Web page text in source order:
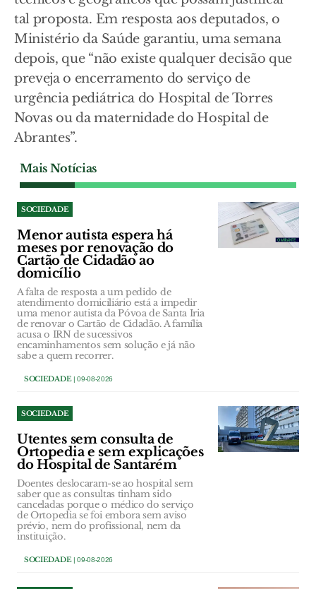
tal proposta. Em resposta aos deputados, o
Ministério da Saúde garantiu, uma semana
depois, que “não existe qualquer decisão que
preveja o encerramento do serviço de
urgência pediátrica do Hospital de Torres
Novas ou da maternidade do Hospital de
Abrantes”.
Mais Notícias
SOCIEDADE
Menor autista espera há
meses por renovação do
Cartão de Cidadão ao
domicílio
A falta de resposta a um pedido de
atendimento domiciliário está a impedir
uma menor autista da Póvoa de Santa Iria
de renovar o Cartão de Cidadão. A família
acusa o IRN de sucessivos
encaminhamentos sem solução e já não
sabe a quem recorrer.
SOCIEDADE| 09-08-2026
SOCIEDADE
Utentes sem consulta de
Ortopedia e sem explicações
do Hospital de Santarém
Doentes deslocaram-se ao hospital sem
saber que as consultas tinham sido
canceladas porque o médico do serviço
de Ortopedia se foi embora sem aviso
prévio, nem do profissional, nem da
instituição.
SOCIEDADE| 09-08-2026